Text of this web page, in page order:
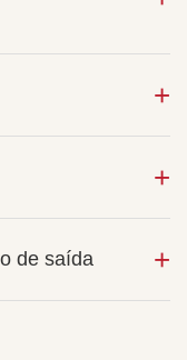
de saída